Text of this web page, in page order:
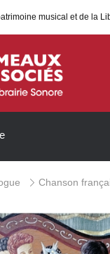
musical et de la
Chanson